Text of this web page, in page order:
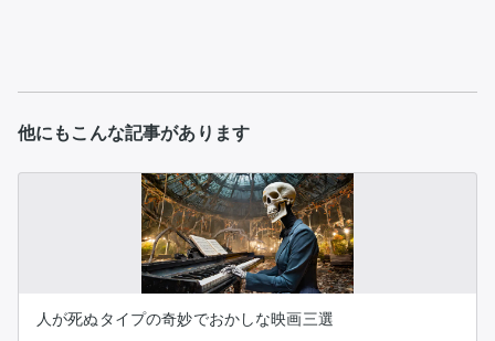
他にもこんな記事があります
人が死ぬタイプの奇妙でおかしな映画三選